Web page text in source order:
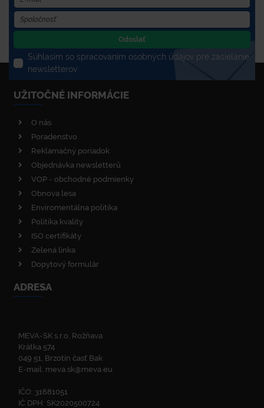
Odoslať
Súhlasím so spracovaním osobných údajov pre zasielanie
newsletterov
UŽITOČNÉ INFORMÁCIE
O nás
Poradenstvo
Reklamačný poriadok
Objednávka newsletterů
VOP - obchodné podmienky
Obnova lesa
Enviromentálna politika
Politika kvality
ISO certifikáty
Zelená linka
Dopytový formulár
ADRESA
MEVA-SK s.r.o. Rožňava
Krátka 574
049 51, Brzotín časť Bak
E-mail: meva.sk@meva.eu
IČO: 31681051
IČ DPH: SK2020500724